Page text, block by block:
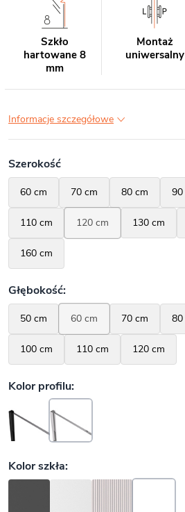
Szkło
hartowane 8
mm
Montaż
uniwersalny
Informacje szczegółowe